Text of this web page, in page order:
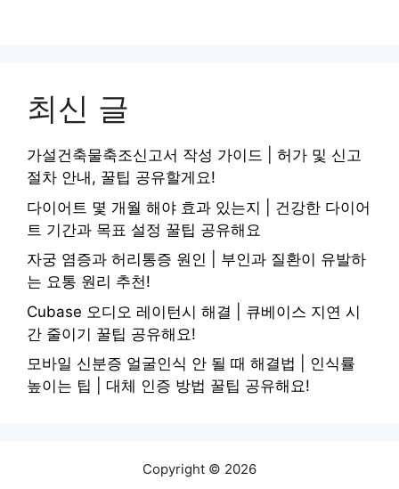
최신 글
가설건축물축조신고서 작성 가이드 | 허가 및 신고
절차 안내, 꿀팁 공유할게요!
다이어트 몇 개월 해야 효과 있는지 | 건강한 다이어
트 기간과 목표 설정 꿀팁 공유해요
자궁 염증과 허리통증 원인 | 부인과 질환이 유발하
는 요통 원리 추천!
Cubase 오디오 레이턴시 해결 | 큐베이스 지연 시
간 줄이기 꿀팁 공유해요!
모바일 신분증 얼굴인식 안 될 때 해결법 | 인식률
높이는 팁 | 대체 인증 방법 꿀팁 공유해요!
Copyright © 2026